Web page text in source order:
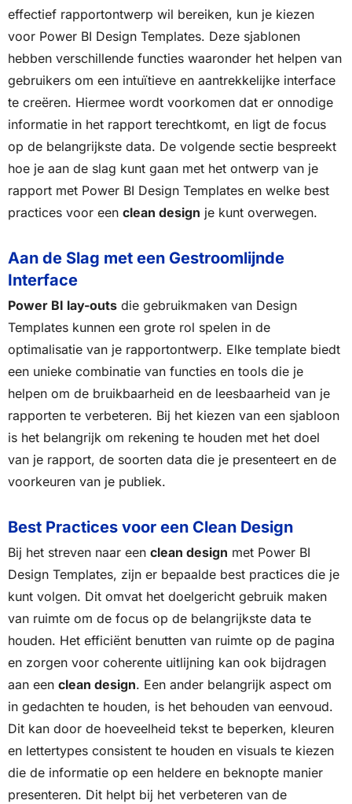
effectief rapportontwerp wil bereiken, kun je kiezen
voor Power BI Design Templates. Deze sjablonen
hebben verschillende functies waaronder het helpen van
gebruikers om een intuïtieve en aantrekkelijke interface
te creëren. Hiermee wordt voorkomen dat er onnodige
informatie in het rapport terechtkomt, en ligt de focus
op de belangrijkste data. De volgende sectie bespreekt
hoe je aan de slag kunt gaan met het ontwerp van je
rapport met Power BI Design Templates en welke best
practices voor een clean design je kunt overwegen.
Aan de Slag met een Gestroomlijnde
Interface
Power BI lay-outs die gebruikmaken van Design
Templates kunnen een grote rol spelen in de
optimalisatie van je rapportontwerp. Elke template biedt
een unieke combinatie van functies en tools die je
helpen om de bruikbaarheid en de leesbaarheid van je
rapporten te verbeteren. Bij het kiezen van een sjabloon
is het belangrijk om rekening te houden met het doel
van je rapport, de soorten data die je presenteert en de
voorkeuren van je publiek.
Best Practices voor een Clean Design
Bij het streven naar een clean design met Power BI
Design Templates, zijn er bepaalde best practices die je
kunt volgen. Dit omvat het doelgericht gebruik maken
van ruimte om de focus op de belangrijkste data te
houden. Het efficiënt benutten van ruimte op de pagina
en zorgen voor coherente uitlijning kan ook bijdragen
aan een clean design. Een ander belangrijk aspect om
in gedachten te houden, is het behouden van eenvoud.
Dit kan door de hoeveelheid tekst te beperken, kleuren
en lettertypes consistent te houden en visuals te kiezen
die de informatie op een heldere en beknopte manier
presenteren. Dit helpt bij het verbeteren van de